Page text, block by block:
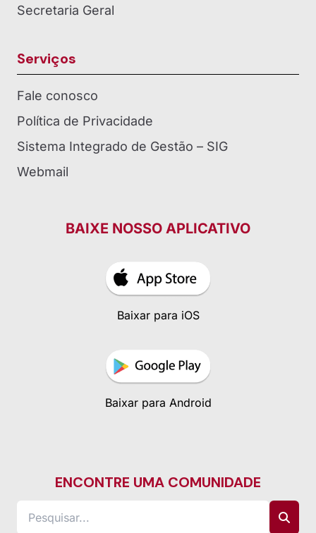
Secretaria Geral
Serviços
Fale conosco
Política de Privacidade
Sistema Integrado de Gestão – SIG
Webmail
BAIXE NOSSO APLICATIVO
Baixar para iOS
Baixar para Android
ENCONTRE UMA COMUNIDADE